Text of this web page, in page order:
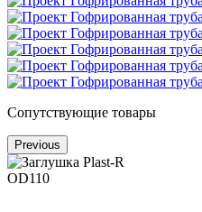
Сопутствующие товары
Previous